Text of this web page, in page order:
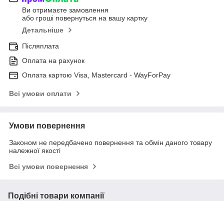
Ви отримаєте замовлення
або гроші повернуться на вашу картку
Детальніше
Післяплата
Оплата на рахунок
Оплата картою Visa, Mastercard - WayForPay
Всі умови оплати
Умови повернення
Законом не передбачено повернення та обмін даного товару
належної якості
Всі умови повернення
Подібні товари компанії